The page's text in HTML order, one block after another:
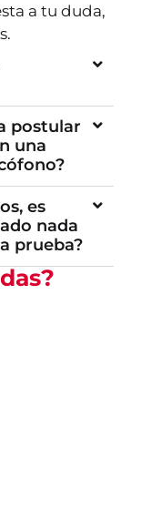
a tu duda,
postular
una
es
nada
prueba?